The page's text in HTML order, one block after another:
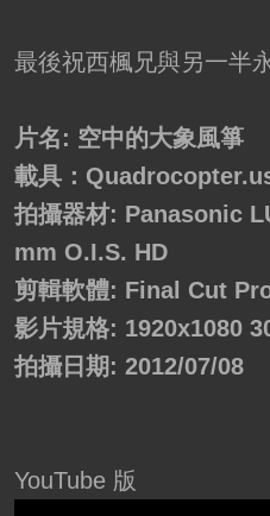
最後祝西楓兄與另一半
片名: 空中的大象風箏
載具：
拍攝器材: Panasonic
mm O.I.S. HD
剪輯軟體: Final Cut
影片規格: 1920x1080
拍攝日期: 2012/07/08
YouTube 版